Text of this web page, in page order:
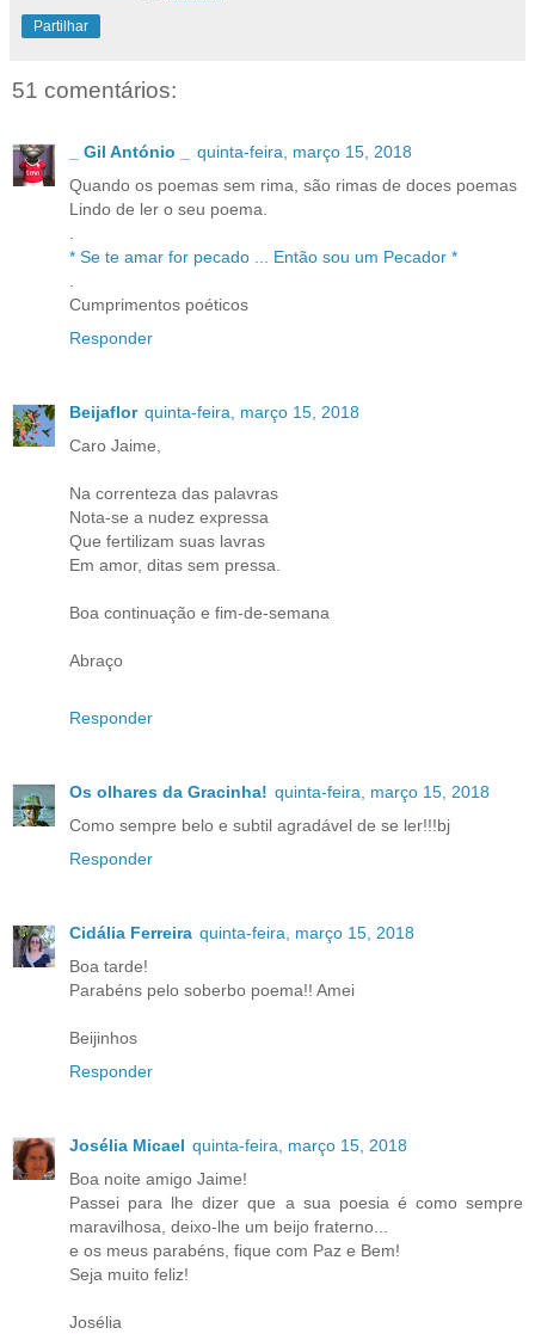
Partilhar
51 comentários:
_ Gil António _
quinta-feira, março 15, 2018
Quando os poemas sem rima, são rimas de doces poemas
Lindo de ler o seu poema.
.
* Se te amar for pecado ... Então sou um Pecador *
.
Cumprimentos poéticos
Responder
Beijaflor quinta-feira, março 15, 2018
Caro Jaime,
Na correnteza das palavras
Nota-se a nudez expressa
Que fertilizam suas lavras
Em amor, ditas sem pressa.
Boa continuação e fim-de-semana
Abraço
Responder
Os olhares da Gracinha! quinta-feira, março 15, 2018
Como sempre belo e subtil agradável de se ler!!!bj
Responder
Cidália Ferreira quinta-feira, março 15, 2018
Boa tarde!
Parabéns pelo soberbo poema!! Amei
Beijinhos
Responder
Josélia Micael quinta-feira, março 15, 2018
Boa noite amigo Jaime!
Passei para lhe dizer que a sua poesia é como sempre
maravilhosa, deixo-lhe um beijo fraterno...
e os meus parabéns, fique com Paz e Bem!
Seja muito feliz!
Josélia